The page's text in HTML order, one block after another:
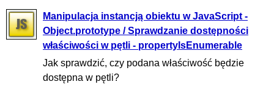
Manipulacja instancją obiektu w JavaScript -
Object.prototype / Sprawdzanie dostępności
właściwości w pętli - propertyIsEnumerable
Jak sprawdzić, czy podana właściwość będzie
dostępna w pętli?